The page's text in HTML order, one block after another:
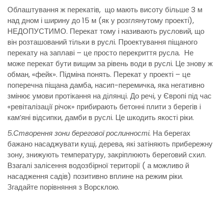
Облаштування ж перекатів, що мають висоту більше 3 м
над дном і ширину до 15 м (як у розглянутому проекті),
НЕДОПУСТИМО. Перекат тому і називають русловий, що
він розташований тільки в руслі. Проектування піщаного
перекату на заплаві – це просто перекриття русла. Не
може перекат бути вищим за рівень води в руслі. Це знову ж
обман, «фейк». Підміна понять. Перекат у проекті – це
поперечна піщана дамба, насип-перемичка, яка негативно
змінює умови протікання на ділянці. До речі, у Європі під час
«ревіталізації річок» прибирають бетонні плити з берегів і
кам’яні відсипки, дамби в руслі. Це шкодить якості ріки.
5.Створення зони берегової рослинності. На берегах
бажано насаджувати кущі, дерева, які затіняють прибережну
зону, знижують температуру, закріплюють береговий схил.
Взагалі залісення водозбірної території ( а можливо й
насадження садів) позитивно вплине на режим ріки.
Згадайте порівняння з Ворсклою.